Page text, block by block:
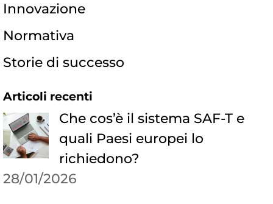
Innovazione
Normativa
Storie di successo
Articoli recenti
Che cos’è il sistema SAF-T e
quali Paesi europei lo
richiedono?
28/01/2026